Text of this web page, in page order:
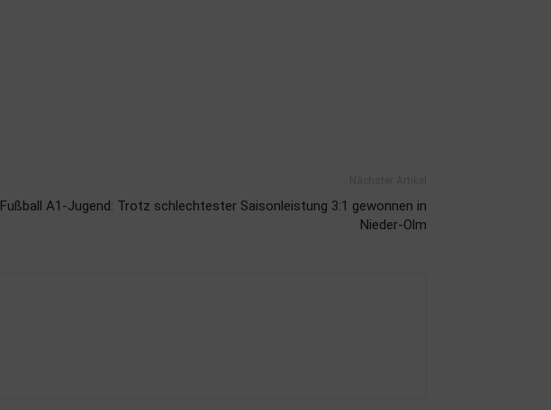
Fußball A1-Jugend: Trotz schlechtester Saisonleistung 3:1 gewonnen in
Nieder-Olm